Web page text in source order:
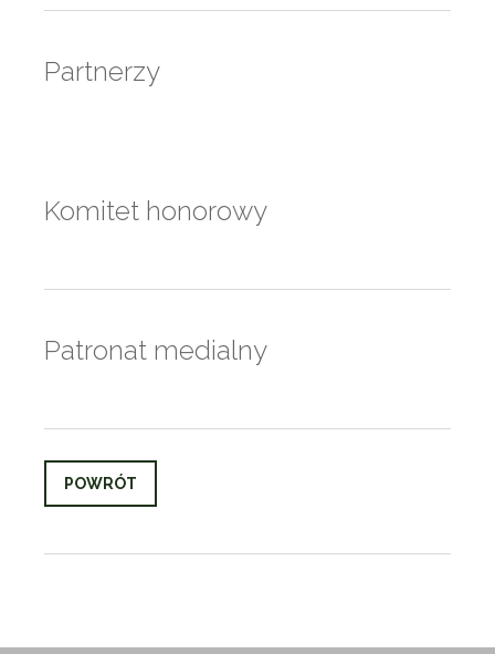
Partnerzy
Komitet honorowy
Patronat medialny
POWRÓT